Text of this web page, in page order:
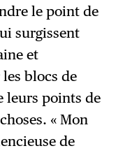
le point de
surgissent
et
blocs de
leurs points de
« Mon
de